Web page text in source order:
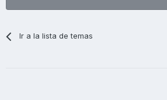
Ir a la lista de temas